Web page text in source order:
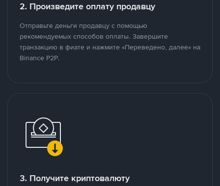
2. Произведите оплату продавцу
Отправьте деньги продавцу с помощью
рекомендуемых способов оплаты. Завершите
транзакцию в фиате и нажмите «Переведено, далее» на
Binance P2P.
3. Получите криптовалюту